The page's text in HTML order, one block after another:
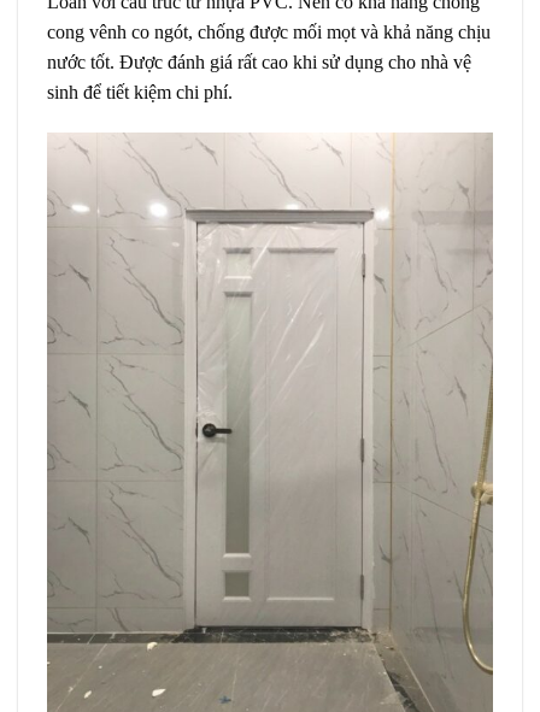
cong vênh co ngót, chống được mối mọt và khả năng chịu
nước tốt. Được đánh giá rất cao khi sử dụng cho nhà vệ
sinh để tiết kiệm chi phí.